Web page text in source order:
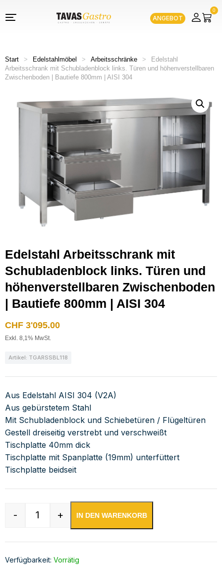
ANGEBOT
0
Start > Edelstahlmöbel > Arbeitsschränke >
Edelstahl
Arbeitsschrank mit Schubladenblock links. Türen und höhenverstellbaren
Zwischenboden | Bautiefe 800mm | AISI 304
Edelstahl Arbeitsschrank mit
Schubladenblock links. Türen und
höhenverstellbaren Zwischenboden
| Bautiefe 800mm | AISI 304
CHF 3'095.00
Exkl. 8,1% MwSt.
Artikel: TGARSSBL118
Aus Edelstahl AISI 304 (V2A)
Aus gebürstetem Stahl
Mit Schubladenblock und Schiebetüren / Flügeltüren
Gestell dreiseitig verstrebt und verschweißt
Tischplatte 40mm dick
Tischplatte mit Spanplatte (19mm) unterfüttert
Tischplatte beidseit
Edelstahl Arbeitsschrank mit Schubladenblock
- + IN DEN WARENKORB
Verfügbarkeit: Vorrätig